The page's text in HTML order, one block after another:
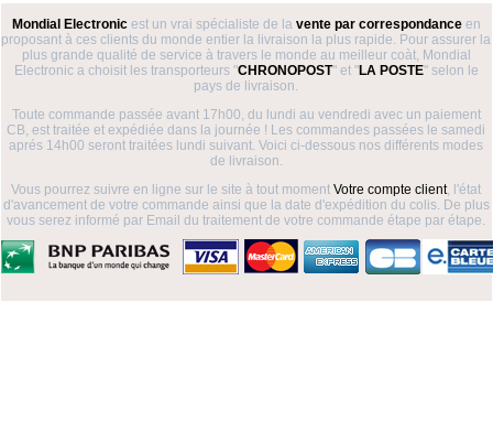
Mondial Electronicest un vrai spécialiste de la vente par correspondanceen
proposant à ces clients du monde entier la livraison la plus rapide. Pour assurer la
plus grande qualité de service à travers le monde au meilleur coàt, Mondial
Electronic a choisit les transporteurs "CHRONOPOST" et "LA POSTE" selon le
pays de livraison.
Toute commande passée avant 17h00, du lundi au vendredi avec un paiement
CB, est traitée et expédiée dans la journée ! Les commandes passées le samedi
aprés 14h00 seront traitées lundi suivant. Voici ci-dessous nos différents modes
de livraison.
Vous pourrez suivre en ligne sur le site à tout momentVotre compte client, l'état
d'avancement de votre commande ainsi que la date d'expédition du colis. De plus
vous serez informé par Email du traitement de votre commande étape par étape.